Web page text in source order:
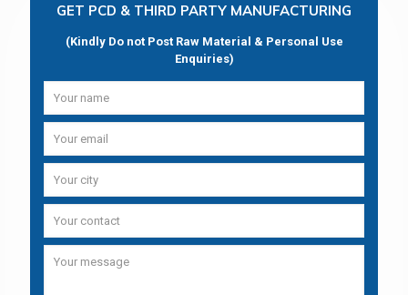
GET PCD & THIRD PARTY MANUFACTURING
(Kindly Do not Post Raw Material & Personal Use
Enquiries)